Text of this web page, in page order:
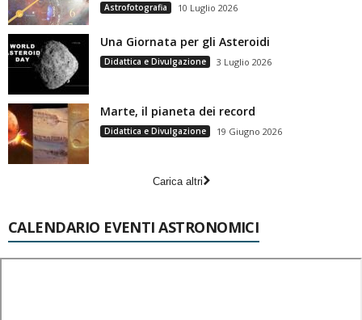
Astrofotografia 10 Luglio 2026
Una Giornata per gli Asteroidi
Didattica e Divulgazione 3 Luglio 2026
Marte, il pianeta dei record
Didattica e Divulgazione 19 Giugno 2026
Carica altri
CALENDARIO EVENTI ASTRONOMICI